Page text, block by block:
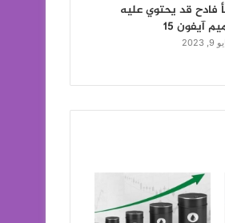
فادح قد يحتوي عليه
آيفون 15
2023